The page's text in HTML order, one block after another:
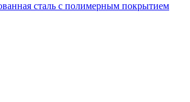
сталь с полимерным покрытием